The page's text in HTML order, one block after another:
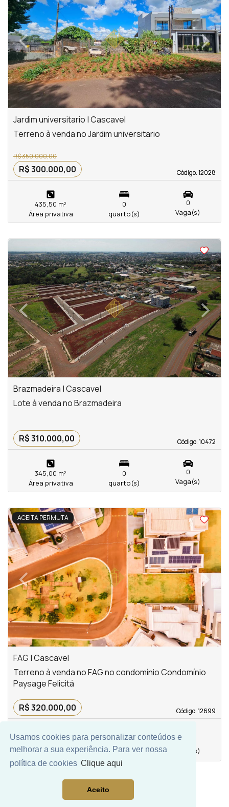
Usamos cookies para personalizar conteúdos e
melhorar a sua experiência. Para ver nossa
política de cookies Clique aqui
AceitoMais Filtros
‹Previous ›
Next
Jardim universitario | Cascavel
Código. 12028
Código. 12028
Terreno à venda no Jardim universitario
R$ 350.000,00
R$ 300.000,00
435,50 m²
Área privativa
0
quarto(s)
0
Vaga(s)
‹Previous ›
Next
Brazmadeira | Cascavel
Código. 10472
Código. 10472
Lote à venda no Brazmadeira
R$ 310.000,00
345,00 m²
Área privativa
0
quarto(s)
0
Vaga(s)
ACEITA PERMUTA
<<<<
‹Previous ›
Next
FAG | Cascavel
Código. 12699
Código. 12699
Terreno à venda no FAG no condomínio Condomínio
Paysage Felicitá
R$ 320.000,00
200,00 m²
Área privativa
0
quarto(s)
Vaga(s)